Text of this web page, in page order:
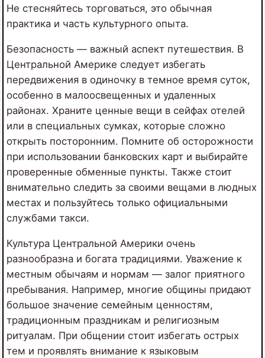
Не стесняйтесь торговаться, это обычная
практика и часть культурного опыта.
Безопасность — важный аспект путешествия. В
Центральной Америке следует избегать
передвижения в одиночку в темное время суток,
особенно в малоосвещенных и удаленных
районах. Храните ценные вещи в сейфах отелей
или в специальных сумках, которые сложно
открыть посторонним. Помните об осторожности
при использовании банковских карт и выбирайте
проверенные обменные пункты. Также стоит
внимательно следить за своими вещами в людных
местах и пользуйтесь только официальными
службами такси.
Культура Центральной Америки очень
разнообразна и богата традициями. Уважение к
местным обычаям и нормам — залог приятного
пребывания. Например, многие общины придают
большое значение семейным ценностям,
традиционным праздникам и религиозным
ритуалам. При общении стоит избегать острых
тем и проявлять внимание к языковым